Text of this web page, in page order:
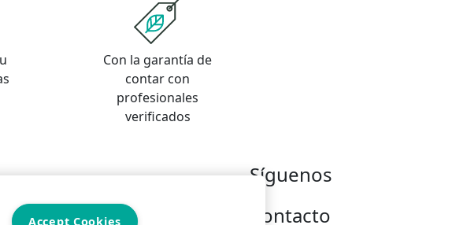
Con la garantía de
contar con
profesionales
verificados
Síguenos
Contacto
Accept Cookies